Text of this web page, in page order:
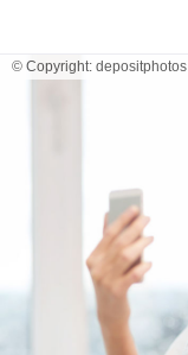
© Copyright: depositphotos